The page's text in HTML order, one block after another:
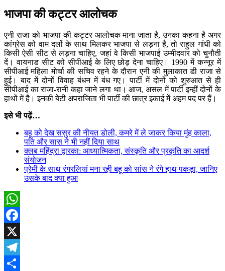
भाजपा की कट्टर आलोचक
एनी राजा को भाजपा की कट्टर आलोचक माना जाता है, उनका कहना है अगर
कांग्रेस को वाम दलों के साथ मिलकर भाजपा से लड़ना है, तो राहुल गांधी को
किसी ऐसी सीट से लड़ना चाहिए, जहां वे किसी भाजपाई उम्मीदवार को चुनौती
दें। वायनाड सीट को सीपीआई के लिए छोड़ देना चाहिए। 1990 में कन्नूर में
सीपीआई महिला मोर्चा की सचिव रहने के दौरान एनी की मुलाकात डी राजा से
हुई। बाद में दोनों विवाह बंधन में बंध गए। पार्टी में दोनों को शुरुआत से ही
सीपीआई का राजा-रानी कहा जाने लगा था। आज, असल में पार्टी इन्हीं दोनों के
हाथों में है। इनकी बेटी अपराजिता भी पार्टी की छात्र इकाई में अहम पद पर हैं।
इसे भी पढ़ें…
बहू को देख ससुर की नीयत डोली, कमरे में ले जाकर किया मुंह काला,
पति और सास ने भी नहीं दिया साथ
क्लब महिंद्रा द्वारका: आध्यात्मिकता, संस्कृति और प्रकृति का आदर्श
संयोजन
प्रेमी के साथ रंगरलियां मना रही बहू को सांस ने रंगे हाथ पकड़ा, जानिए
उसके बाद क्या हुआ
WhatsApp
Facebook
X
Telegram